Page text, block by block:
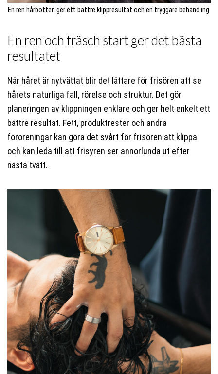
En ren hårbotten ger ett bättre klippresultat och en tryggare behandling.
En ren och fräsch start ger det bästa
resultatet
När håret är nytvättat blir det lättare för frisören att se
hårets naturliga fall, rörelse och struktur. Det gör
planeringen av klippningen enklare och ger helt enkelt ett
bättre resultat. Fett, produktrester och andra
föroreningar kan göra det svårt för frisören att klippa
och kan leda till att frisyren ser annorlunda ut efter
nästa tvätt.